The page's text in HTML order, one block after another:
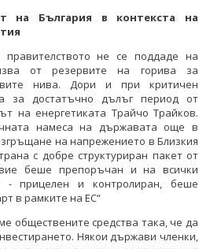
на България в контекста на
правителството не се поддаде на
от резервите на горива за
нива. Дори и при критичен
за достатъчно дълъг период от
на енергетиката Трайчо Трайков.
намеса на държавата още в
на напрежението в Близкия
с добре структуриран пакет от
беше препоръчан и на всички
- прицелен и контролиран, беше
в рамките на ЕС“
обществените средства така, че да
Някои държави членки,